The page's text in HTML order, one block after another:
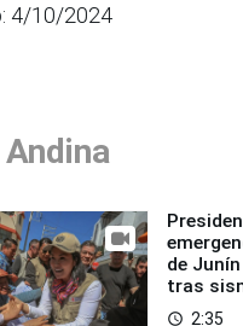
4/10/2024
de
tras
access_time 2:35